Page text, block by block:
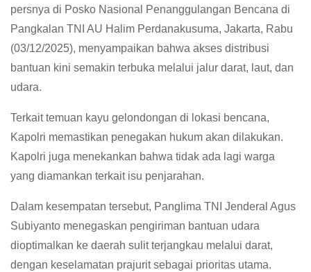
persnya di Posko Nasional Penanggulangan Bencana di
Pangkalan TNI AU Halim Perdanakusuma, Jakarta, Rabu
(03/12/2025), menyampaikan bahwa akses distribusi
bantuan kini semakin terbuka melalui jalur darat, laut, dan
udara.
Terkait temuan kayu gelondongan di lokasi bencana,
Kapolri memastikan penegakan hukum akan dilakukan.
Kapolri juga menekankan bahwa tidak ada lagi warga
yang diamankan terkait isu penjarahan.
Dalam kesempatan tersebut, Panglima TNI Jenderal Agus
Subiyanto menegaskan pengiriman bantuan udara
dioptimalkan ke daerah sulit terjangkau melalui darat,
dengan keselamatan prajurit sebagai prioritas utama.